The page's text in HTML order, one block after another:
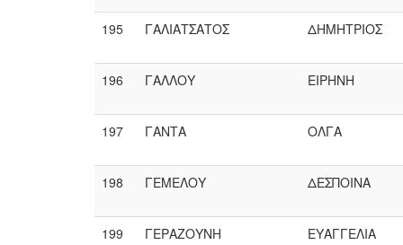
195 ΓΑΛΙΑΤΣΑΤΟΣ ΔΗΜΗΤΡΙΟΣ
196 ΓΑΛΛΟΥ ΕΙΡΗΝΗ
197 ΓΑΝΤΑ ΟΛΓΑ
198 ΓΕΜΕΛΟΥ ΔΕΣΠΟΙΝΑ
199 ΓΕΡΑΖΟΥΝΗ ΕΥΑΓΓΕΛΙΑ